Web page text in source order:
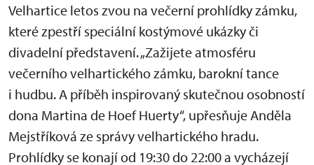
Velhartice letos zvou na večerní prohlídky zámku,
které zpestří speciální kostýmové ukázky či
divadelní představení. „Zažijete atmosféru
večerního velhartického zámku, barokní tance
i hudbu. A příběh inspirovaný skutečnou osobností
dona Martina de Hoef Huerty“, upřesňuje Anděla
Mejstříková ze správy velhartického hradu.
Prohlídky se konají od 19:30 do 22:00 a vycházejí